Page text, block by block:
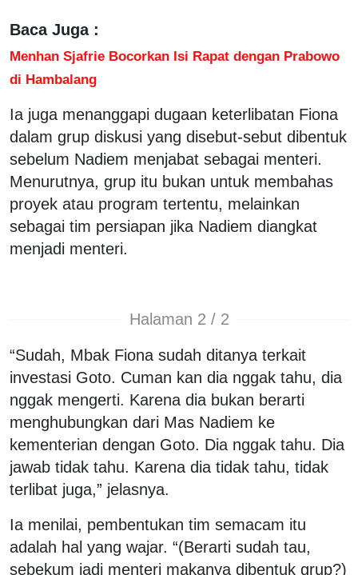
Baca Juga :
Menhan Sjafrie Bocorkan Isi Rapat dengan Prabowo
di Hambalang
Ia juga menanggapi dugaan keterlibatan Fiona
dalam grup diskusi yang disebut-sebut dibentuk
sebelum Nadiem menjabat sebagai menteri.
Menurutnya, grup itu bukan untuk membahas
proyek atau program tertentu, melainkan
sebagai tim persiapan jika Nadiem diangkat
menjadi menteri.
Halaman 2 / 2
“Sudah, Mbak Fiona sudah ditanya terkait
investasi Goto. Cuman kan dia nggak tahu, dia
nggak mengerti. Karena dia bukan berarti
menghubungkan dari Mas Nadiem ke
kementerian dengan Goto. Dia nggak tahu. Dia
jawab tidak tahu. Karena dia tidak tahu, tidak
terlibat juga,” jelasnya.
Ia menilai, pembentukan tim semacam itu
adalah hal yang wajar. “(Berarti sudah tau,
sebekum jadi menteri makanya dibentuk grup?)